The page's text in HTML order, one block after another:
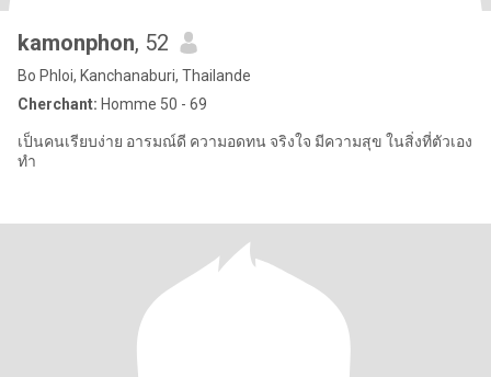
kamonphon, 52
Bo Phloi, Kanchanaburi, Thailande
Cherchant: Homme 50 - 69
เป็นคนเรียบง่าย อารมณ์ดี ความอดทน จริงใจ มีความสุข ในสิ่งที่ตัวเอง
ทำ